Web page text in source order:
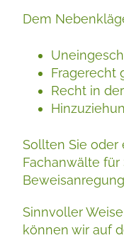
Dem
Fragerecht
Recht in
Sollten Sie oder
Fachanwälte
Sinnvoller
können wir auf